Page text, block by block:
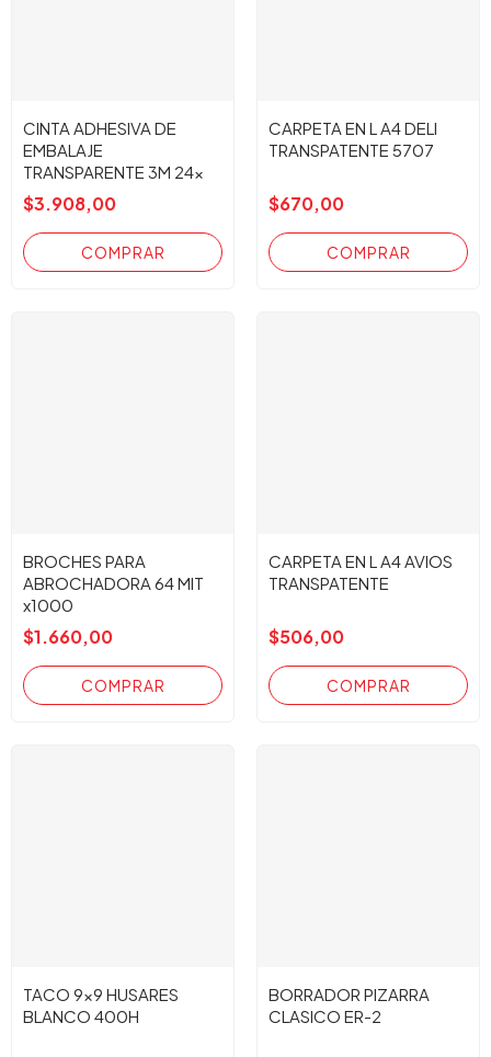
CINTA ADHESIVA DE
EMBALAJE
TRANSPARENTE 3M 24x
50m.
$3.908,00
CARPETA EN L A4 DELI
TRANSPATENTE 5707
$670,00
BROCHES PARA
ABROCHADORA 64 MIT
x1000
$1.660,00
CARPETA EN L A4 AVIOS
TRANSPATENTE
$506,00
TACO 9x9 HUSARES
BLANCO 400H
BORRADOR PIZARRA
CLASICO ER-2